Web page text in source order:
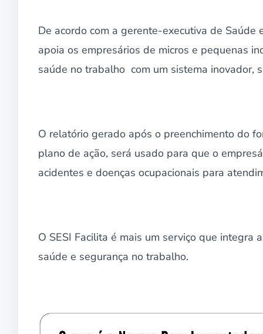
De acordo com a gerente-executiva de Saúde
apoia os empresários de micros e pequenas
saúde no trabalho com um sistema inovador,
O relatório gerado após o preenchimento do
plano de ação, será usado para que o
acidentes e doenças ocupacionais para
O SESI Facilita é mais um serviço que integra
saúde e segurança no trabalho.